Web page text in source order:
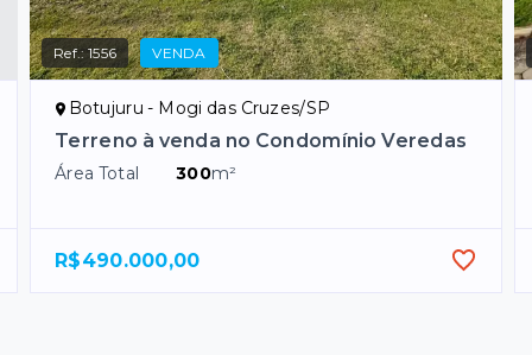
Ref.:1556 VENDA
Botujuru - Mogi das Cruzes/SP
Terreno à venda no Condomínio Veredas
Área Total 300m²
R$490.000,00